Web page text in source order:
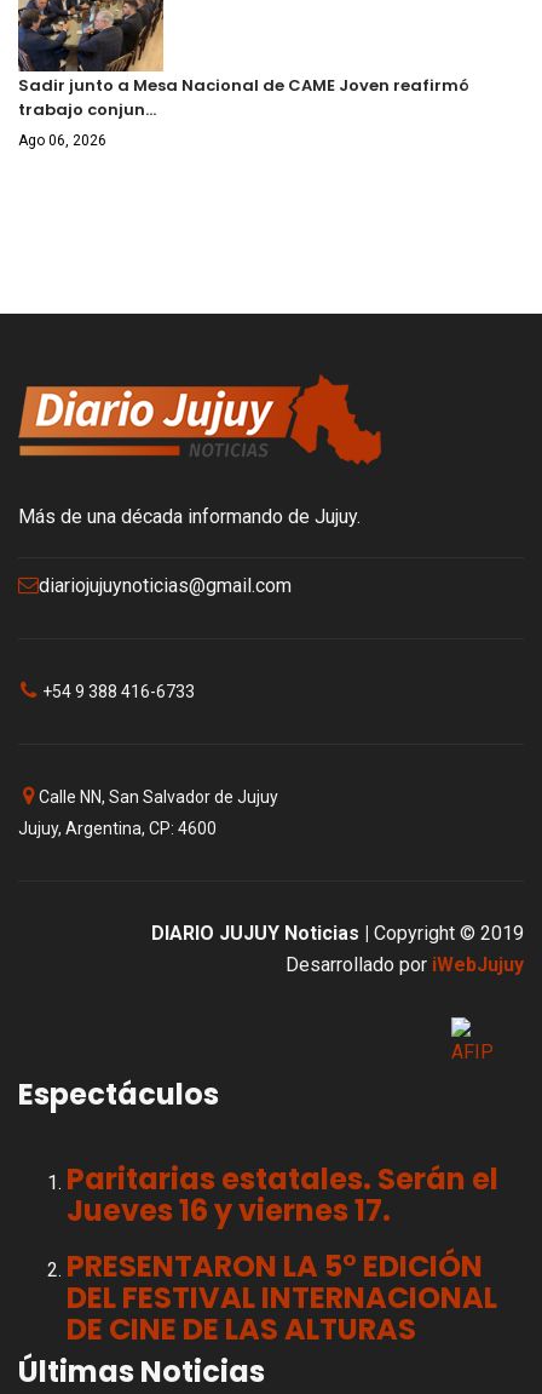
Sadir junto a Mesa Nacional de CAME Joven reafirmó
trabajo conjun…
Ago 06, 2026
Más de una década informando de Jujuy.
diariojujuynoticias@gmail.com
+54 9 388 416-6733
Calle NN, San Salvador de Jujuy
Jujuy, Argentina, CP: 4600
DIARIO JUJUY Noticias | Copyright © 2019
Desarrollado por iWebJujuy
Espectáculos
Paritarias estatales. Serán el
Jueves 16 y viernes 17.
PRESENTARON LA 5° EDICIÓN
DEL FESTIVAL INTERNACIONAL
DE CINE DE LAS ALTURAS
Últimas Noticias